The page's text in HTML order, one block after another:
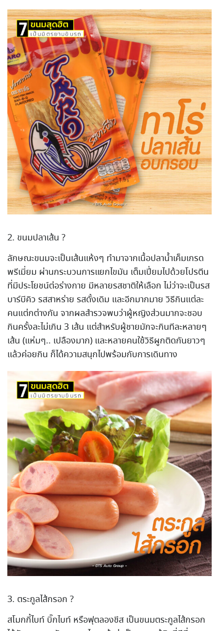
2. ขนมปลาเส้น ?
ลักษณะขนมจะเป็นเส้นแห้งๆ ทำมาจากเนื้อปลาน้ำเค็มเกรด
พรีเมี่ยม ผ่านกระบวนการแยกไขมัน เต็มเปี่ยมไปด้วยโปรตีน
ที่มีประโยชน์ต่อร่างกาย มีหลายรสชาติให้เลือก ไม่ว่าจะเป็นรส
บาร์บีคิว รสสาหร่าย รสดั้งเดิม และอีกมากมาย วิธีกินแต่ละ
คนแต่กต่างกัน จากผลสำรวจพบว่าผู้หญิงส่วนมากจะชอบ
กินครั้งละไม่เกิน 3 เส้น แต่สำหรับผู้ชายมักจะกินทีละหลายๆ
เส้น (แห่มๆ.. เปลืองมาก) และหลายคนใช้วิธีผูกติดกันยาวๆ
แล้วค่อยกิน ก็ได้ความสนุกไปพร้อมกับการเดินทาง
3. ตระกูลไส้กรอก ?
สโมกกี้ไบท์ บิ๊กไบท์ หรือฟุตลองชีส เป็นขนมตระกูลไส้กรอก